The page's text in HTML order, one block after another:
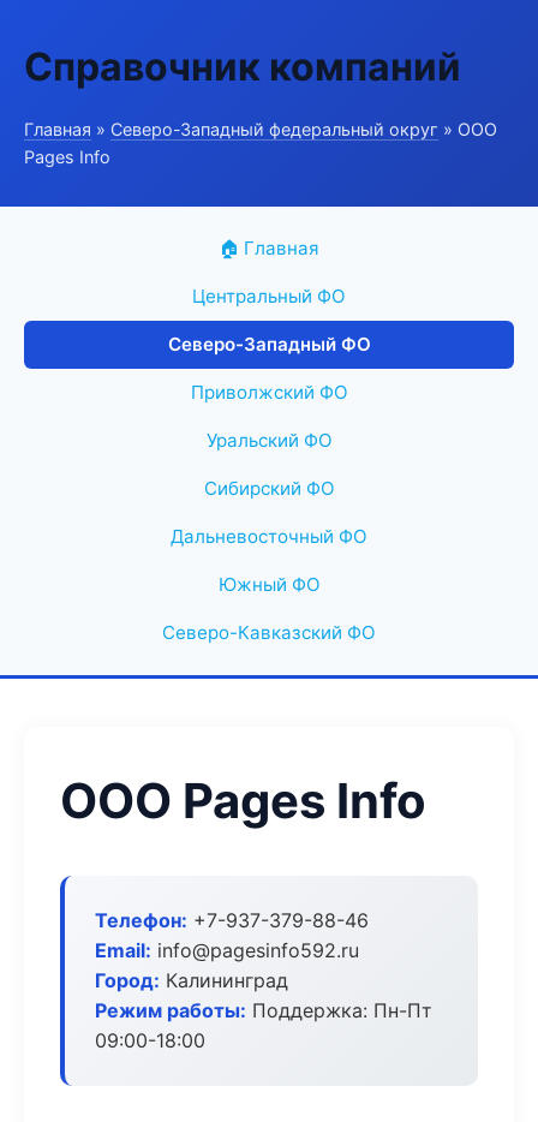
Справочник компаний
Главная » Северо-Западный федеральный округ » ООО
Pages Info
🏠 Главная
Центральный ФО
Северо-Западный ФО
Приволжский ФО
Уральский ФО
Сибирский ФО
Дальневосточный ФО
Южный ФО
Северо-Кавказский ФО
ООО Pages Info
Телефон: +7-937-379-88-46
Email: info@pagesinfo592.ru
Город: Калининград
Режим работы: Поддержка: Пн-Пт
09:00-18:00